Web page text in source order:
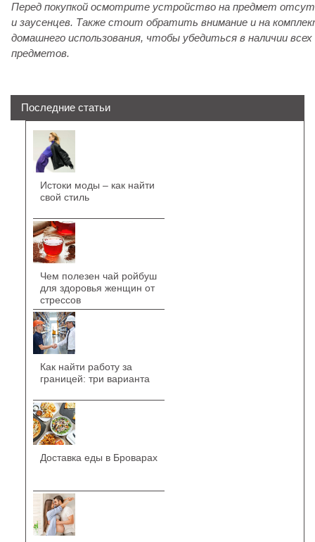
Перед покупкой осмотрите устройство на предмет
и заусенцев. Также стоит обратить внимание и на
домашнего использования, чтобы убедиться в наличии всех
предметов.
Последние статьи
Истоки моды – как найти
свой стиль
Чем полезен чай ройбуш
для здоровья женщин от
стрессов
Как найти работу за
границей: три варианта
Доставка еды в Броварах